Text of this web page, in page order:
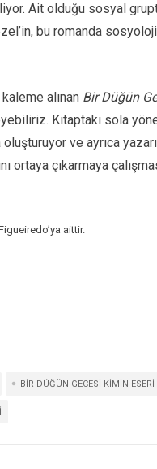
Ait olduğu sosyal
bu romanda
alınan Bir Düğün
Kitaptaki sola
ve ayrıca
ortaya çıkarmaya
aittir.
BIR DÜĞÜN GECESI KIMIN ESERI